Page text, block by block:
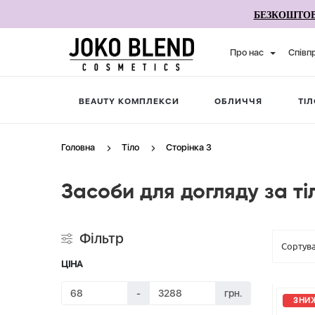
Про нас
BEAUTY КОМПЛЕКСИ ОБЛИЧЧЯ
Головна Тіло Сторінка 3
Засоби для догляду за
Фільтр
ЦІНА
- грн.